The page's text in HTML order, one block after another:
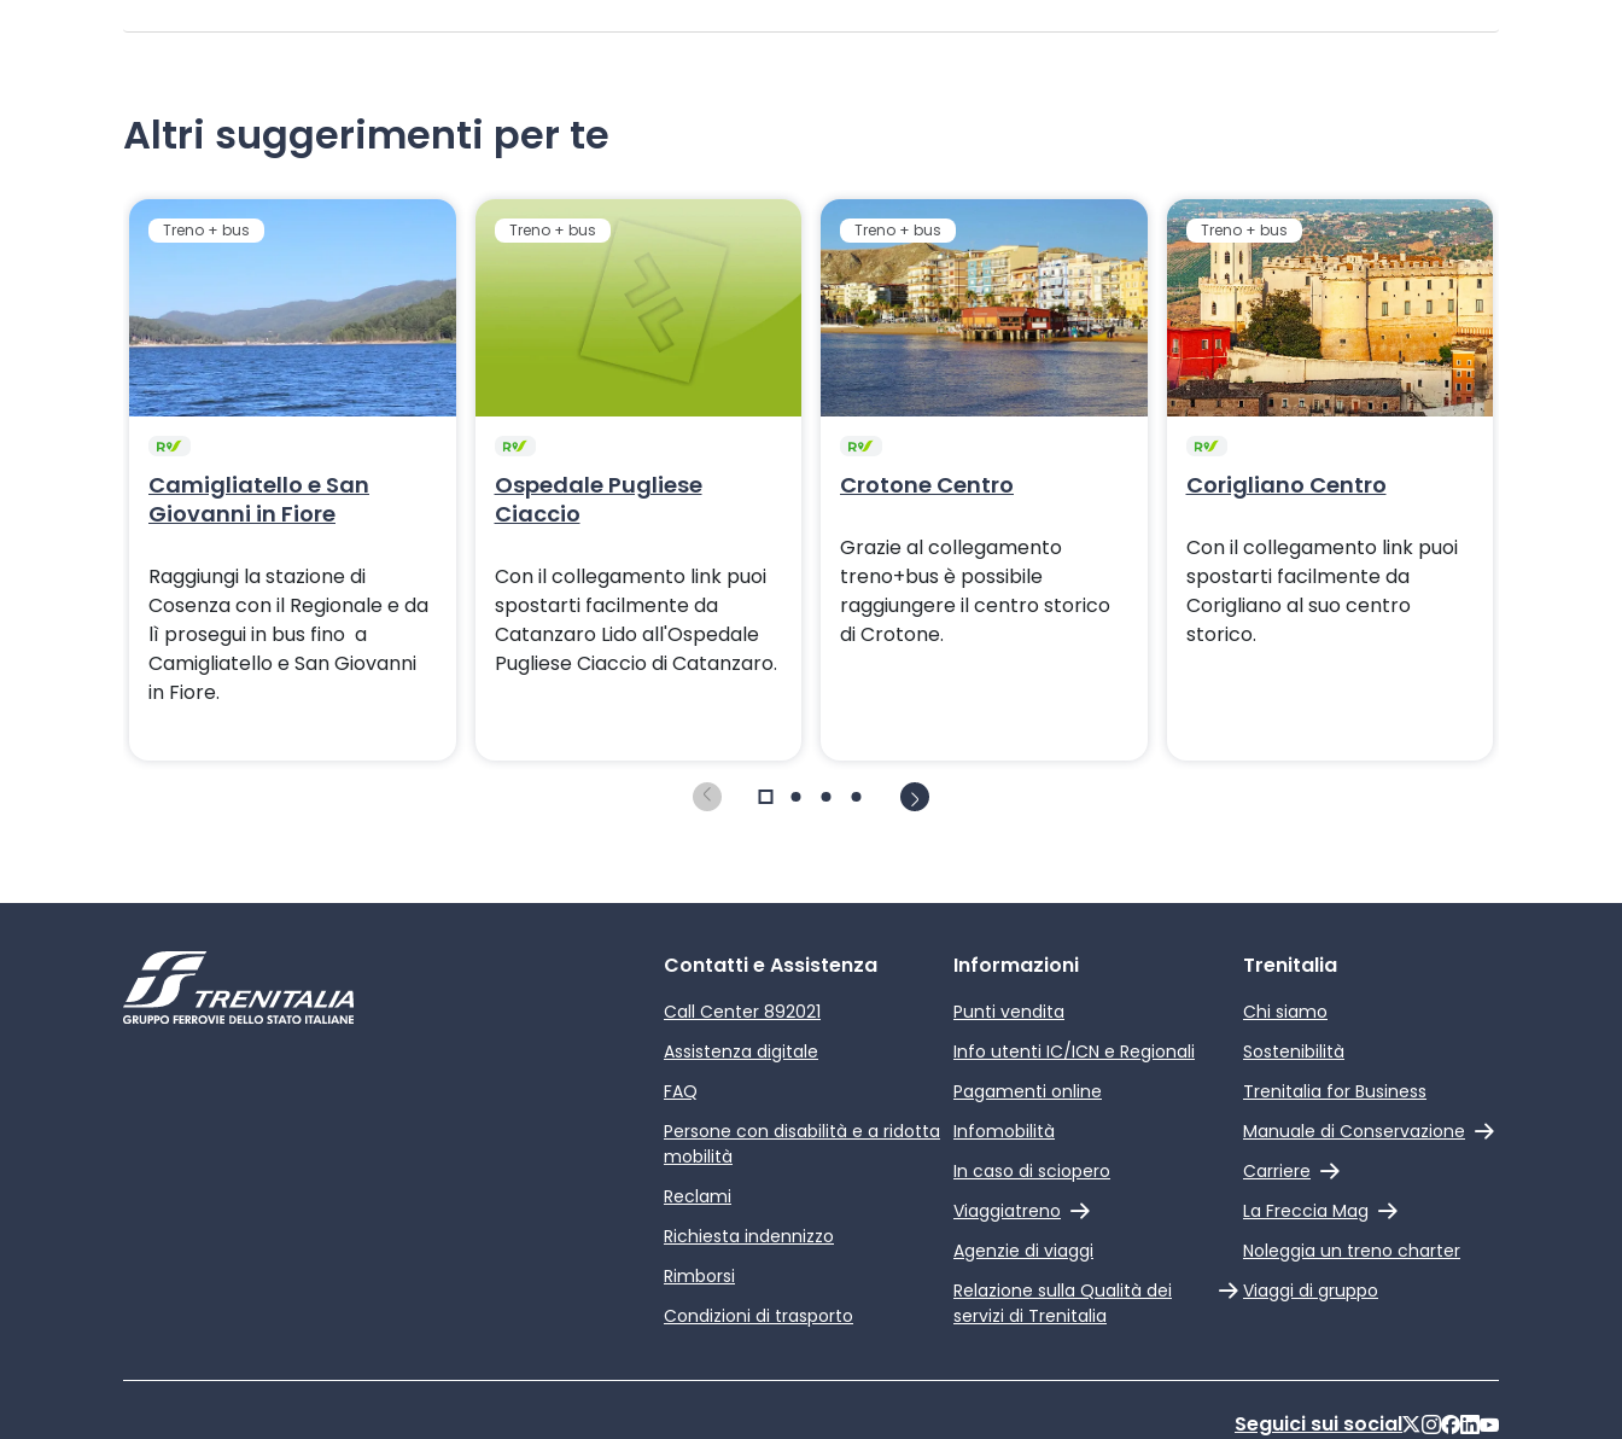
Altri suggerimenti per te
Treno + bus
Camigliatello e San
Giovanni in Fiore
Raggiungi la stazione di
Cosenza con il Regionale e da
lì prosegui in bus fino a
Camigliatello e San Giovanni
in Fiore.
Treno + bus
Ospedale Pugliese
Ciaccio
Con il collegamento link puoi
spostarti facilmente da
Catanzaro Lido all'Ospedale
Pugliese Ciaccio di Catanzaro.
Treno + bus
Crotone Centro
Grazie al collegamento
treno+bus è possibile
raggiungere il centro storico
di Crotone.
Treno + bus
Corigliano Centro
Con il collegamento link puoi
spostarti facilmente da
Corigliano al suo centro
storico.
Contatti e Assistenza
Call Center 892021
Assistenza digitale
FAQ
Persone con disabilità e a ridotta
mobilità
Reclami
Richiesta indennizzo
Rimborsi
Condizioni di trasporto
Informazioni
Punti vendita
Info utenti IC/ICN e Regionali
Pagamenti online
Infomobilità
In caso di sciopero
Viaggiatreno
Link esterno
Agenzie di viaggi
Relazione sulla Qualità dei
servizi di Trenitalia
Link esterno
Trenitalia
Chi siamo
Sostenibilità
Trenitalia for Business
Manuale di Conservazione
Link esterno
Carriere
Link esterno
La Freccia Mag
Link esterno
Noleggia un treno charter
Viaggi di gruppo
Seguici sui social